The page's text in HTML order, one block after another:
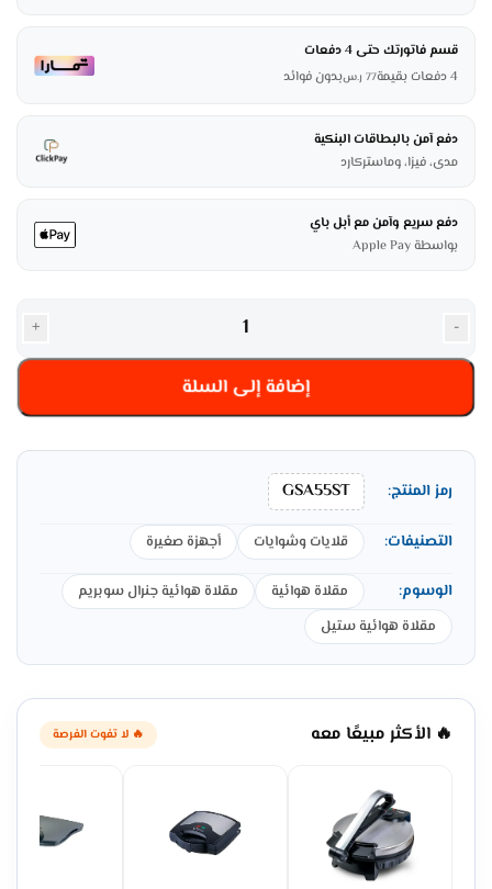
قسم فاتورتك حتى 4 دفعات
4 دفعات بقيمة
77 ر.سبدون فوائد
دفع آمن بالبطاقات البنكية
مدى، فيزا، وماستركارد
دفع سريع وآمن مع أبل باي
بواسطة Apple Pay
-
+
إضافة إلى السلة
رمز المنتج: GSA55ST
التصنيفات: قلايات وشوايات أجهزة صغيرة
الوسوم: مقلاة هوائية
مقلاة هوائية جنرال سوبريم
مقلاة هوائية ستيل
🔥 الأكثر مبيعًا معه 🔥 لا تفوت الفرصة